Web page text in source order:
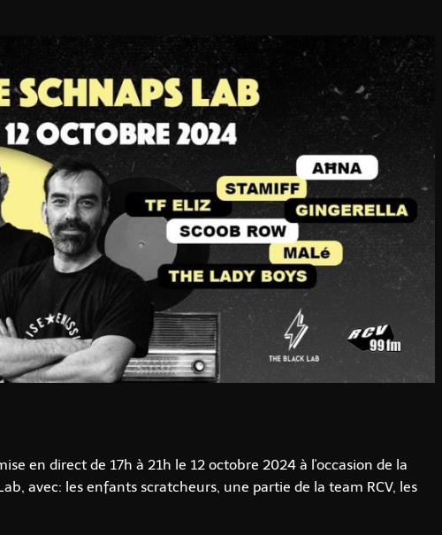
en direct de 17h à 21h le 12 octobre 2024 à l'occasion de la
avec: les enfants scratcheurs, une partie de la team RCV, les